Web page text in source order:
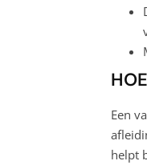
Een
helpt